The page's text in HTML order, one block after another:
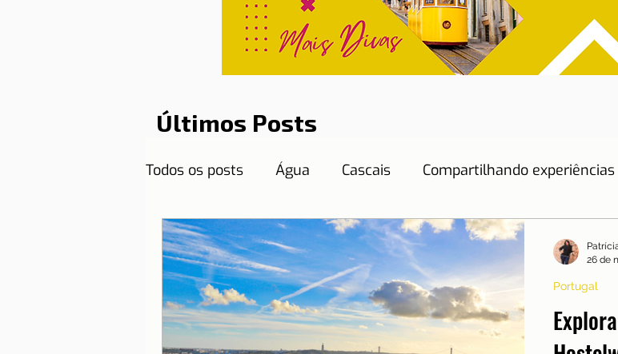
Últimos Posts
Todos os posts Água Cascais Compartilhando experiências
Curiosidades Destinos Dicas de Hotéis Dicas de
Documentos necessários Educação Emprego Energia
Portugal
26 de